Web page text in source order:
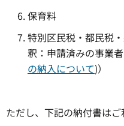
保育料
特別区民税・都民税
釈：申請済みの事業
の納入について)）
ただし、下記の納付書はご